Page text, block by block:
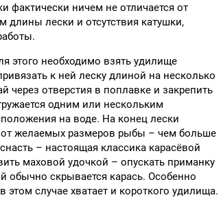
фактически ничем не отличается от
длины лески и отсутствия катушки,
этого необходимо взять удилище
к ней леску длиной на несколько
через отверстия в поплавке и закрепить
одним или нескольким
на воде. На конец лески
желаемых размеров рыбы – чем больше
– настоящая классика карасёвой
маховой удочкой – опускать приманку
обычно скрывается карась. Особенно
случае хватает и короткого удилища.